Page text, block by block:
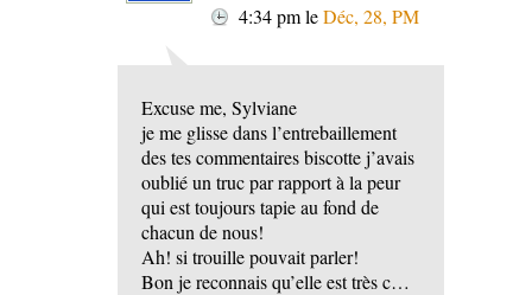
4:34 pmleDéc, 28, PM
Excuse me, Sylviane
je me glisse dans l’entrebaillement
des tes commentaires biscotte j’avais
oublié un truc par rapport à la peur
qui est toujours tapie au fond de
chacun de nous!
Ah! si trouille pouvait parler!
Bon je reconnais qu’elle est très c…